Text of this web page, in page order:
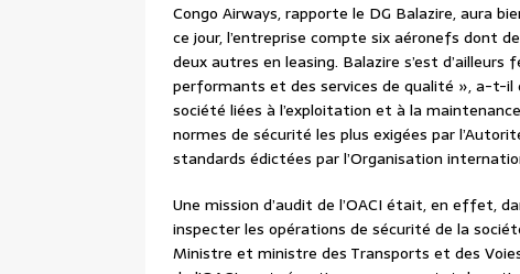
Congo Airways, rapporte le DG Balazire, aura
ce jour, l’entreprise compte six aéronefs dont
deux autres en leasing. Balazire s’est
performants et des services de qualité », a-t-
société liées à l’exploitation et à la
normes de sécurité les plus exigées par
standards édictées par l’Organisation
Une mission d’audit de l’OACI était, en effet,
inspecter les opérations de sécurité de la
Ministre et ministre des Transports et des